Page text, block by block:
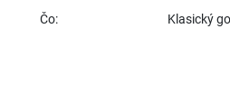
Čo:
Klasický